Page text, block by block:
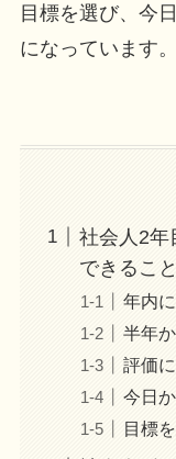
目標を選び、今
になっています。
社会人2年
できること
年内
半年
評価
今日
目標